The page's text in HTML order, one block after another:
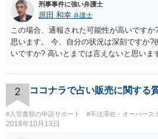
刑事事件に強い弁護士
原田 和幸 弁護士
この場合、通報された可能性が高いです
思います。 今、自分の状況は深刻ですか?
いですか? 高いとまでは言えないと思いま
たりでしょうか。
2 ココナラで占い販売に関する
#入管書類の申請サポート #不法滞在・オーバース
2018年10月13日